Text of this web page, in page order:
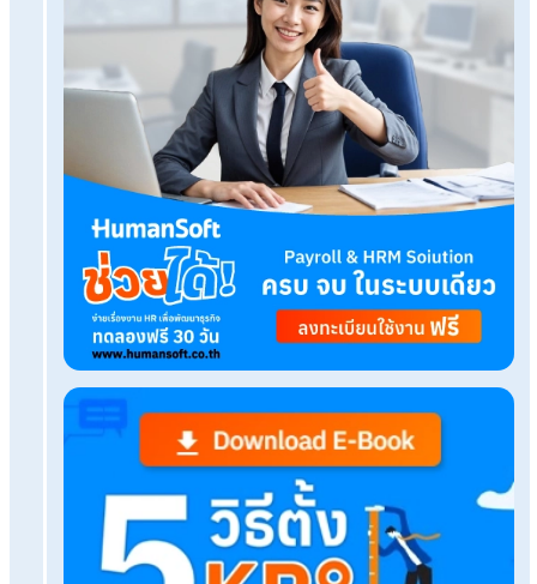
Related Blog
ค่าล่วงเวลา ค่าทำงานวันหยุดหมายถึงอะไร ได้ค่าต
อย่างไร
บันทึกเวลาทำงานด้วยเครื่องตอกบัตร มีข้อดีอะไรบ้า
องค์ประกอบสำคัญที่ควรมีในสัญญาจ้างงาน ฟรีแล
พร้อมตัวอย่าง